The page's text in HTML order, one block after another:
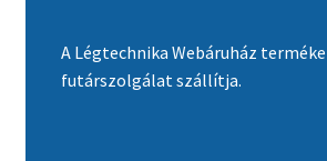
A Légtechnika Webáruház
futárszolgálat szállítja.